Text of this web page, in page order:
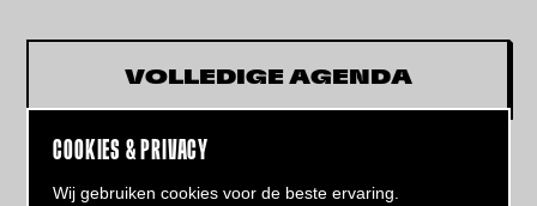
COOKIES & PRIVACY
Wij gebruiken cookies voor de beste ervaring.
VOLLEDIGE AGENDA